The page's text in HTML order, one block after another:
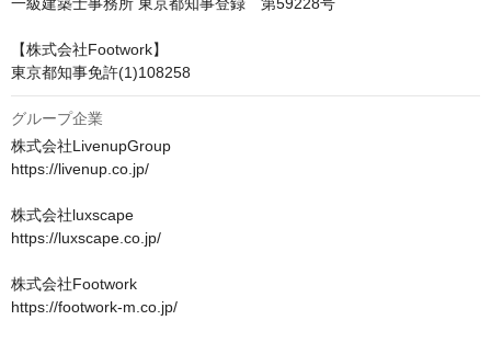
【株式会社Footwork】
東京都知事免許(1)108258
グループ企業
株式会社LivenupGroup
https://livenup.co.jp/
株式会社luxscape
https://luxscape.co.jp/
株式会社Footwork
https://footwork-m.co.jp/